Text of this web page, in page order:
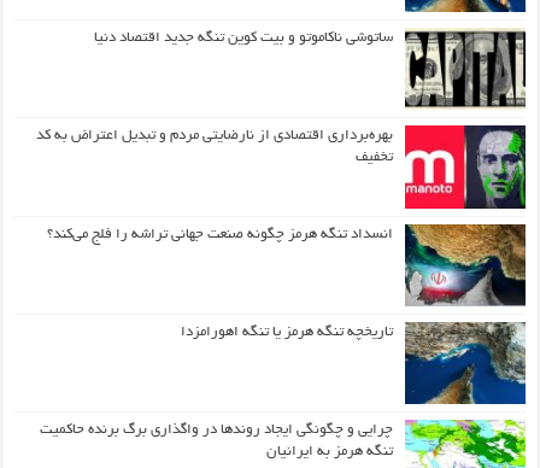
ساتوشی ناکاموتو و بیت کوین تنگه جدید اقتصاد دنیا
بهره‌برداری اقتصادی از نارضایتی مردم و تبدیل اعتراض به کد
تخفیف
انسداد تنگه هرمز چگونه صنعت جهانی تراشه را فلج می‌کند؟
تاریخچه تنگه هرمز یا تنگه اهورامزدا
چرایی و چگونگی ایجاد روندها در واگذاری برگ برنده حاکمیت
تنگه هرمز به ایرانیان